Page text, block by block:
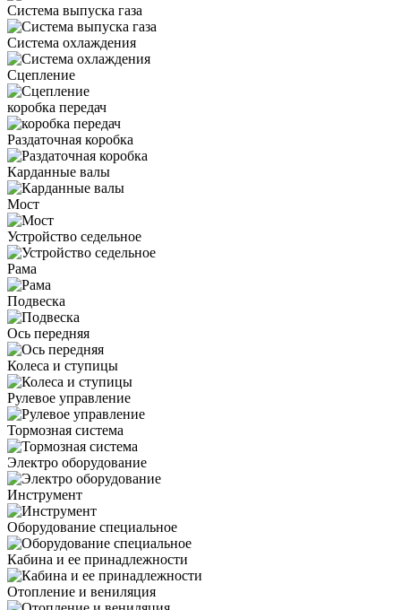
Система выпуска газа
Система охлаждения
Сцепление
коробка передач
Раздаточная коробка
Карданные валы
Мост
Устройство седельное
Рама
Подвеска
Ось передняя
Колеса и ступицы
Рулевое управление
Тормозная система
Электро оборудование
Инструмент
Оборудование специальное
Кабина и ее принадлежности
Отопление и вениляция